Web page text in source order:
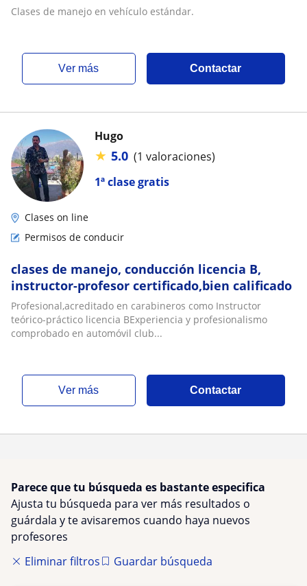
Clases de manejo en vehículo estándar.
ver más Contactar
1ª clase gratis
Hugo
★ 5.0 (1 valoraciones)
Clases on line
Permisos de conducir
clases de manejo, conducción licencia B,
instructor-profesor certificado,bien calificado
Profesional,acreditado en carabineros como Instructor
teórico-práctico licencia BExperiencia y profesionalismo
comprobado en automóvil club...
ver más Contactar
Parece que tu búsqueda es bastante especifica
Ajusta tu búsqueda para ver más resultados o
guárdala y te avisaremos cuando haya nuevos
profesores
Eliminar filtros
Guardar búsqueda